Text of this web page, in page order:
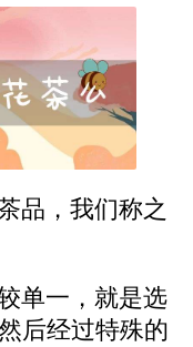
品，我们称之
单一，就是选
后经过特殊的